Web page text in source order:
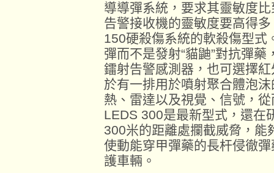
導導彈系統，要求其靈敏度
告警接收機的靈敏度要高得
150硬殺傷系統的軟殺傷型式
彈而不是發射“貓鼬”對抗彈
鐳射告警感測器，也可選擇
於有一排用於噴射聚合體泡
熱、雷達以及視覺、信號，
LEDS 300是最新型式，還在
300米的距離處攔截威脅，能
使動能穿甲彈藥的長杆侵徹
護車輛。